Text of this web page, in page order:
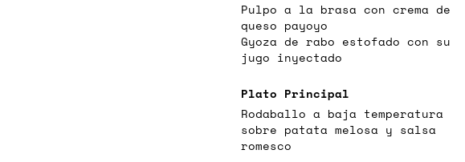
Pulpo a la brasa con crema de
queso payoyo
Gyoza de rabo estofado con su
jugo inyectado
Plato Principal
Rodaballo a baja temperatura
sobre patata melosa y salsa
romesco